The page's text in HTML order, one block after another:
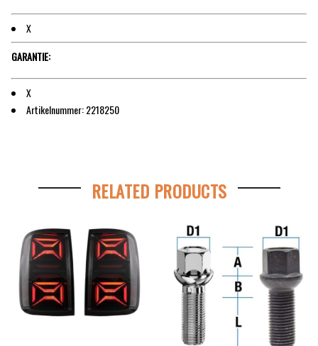
X
GARANTIE:
X
Artikelnummer: 2218250
RELATED PRODUCTS